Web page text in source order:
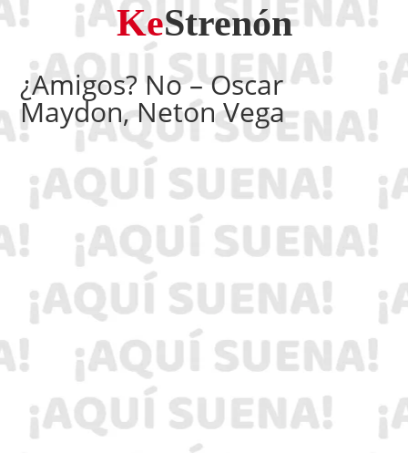
KeStrenón
¿Amigos? No – Oscar
Maydon, Neton Vega